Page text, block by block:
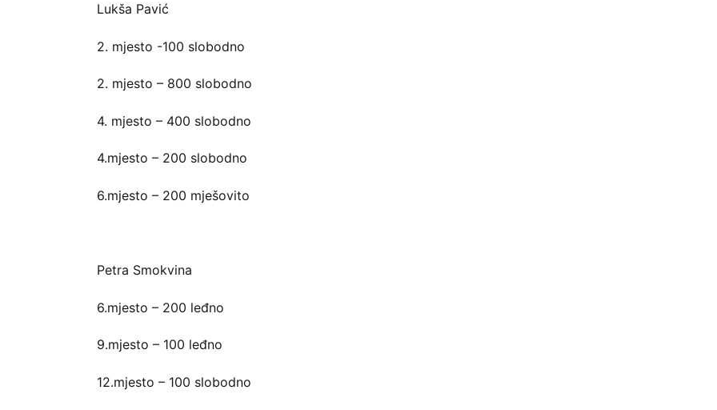
Lukša Pavić
2. mjesto -100 slobodno
2. mjesto – 800 slobodno
4. mjesto – 400 slobodno
4.mjesto – 200 slobodno
6.mjesto – 200 mješovito
Petra Smokvina
6.mjesto – 200 leđno
9.mjesto – 100 leđno
12.mjesto – 100 slobodno